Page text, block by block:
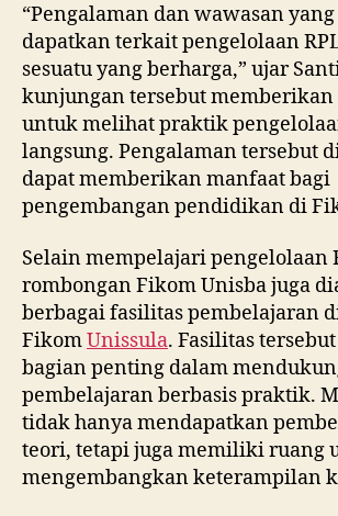
“Pengalaman dan wawasan
dapatkan terkait pengelolaan
sesuatu yang berharga,” ujar
kunjungan tersebut memberikan
untuk melihat praktik
langsung. Pengalaman tersebut
dapat memberikan manfaat bagi
pengembangan pendidikan di
Selain mempelajari pengelolaan
rombongan Fikom Unisba juga
berbagai fasilitas pembelajaran
FikomUnissula. Fasilitas
bagian penting dalam
pembelajaran berbasis praktik.
tidak hanya mendapatkan
teori, tetapi juga memiliki ruang
mengembangkan keterampilan